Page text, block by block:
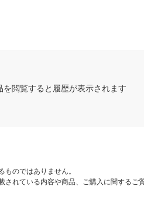
を閲覧すると履歴が表示されます
のではありません。
れている内容や商品、ご購入に関するご